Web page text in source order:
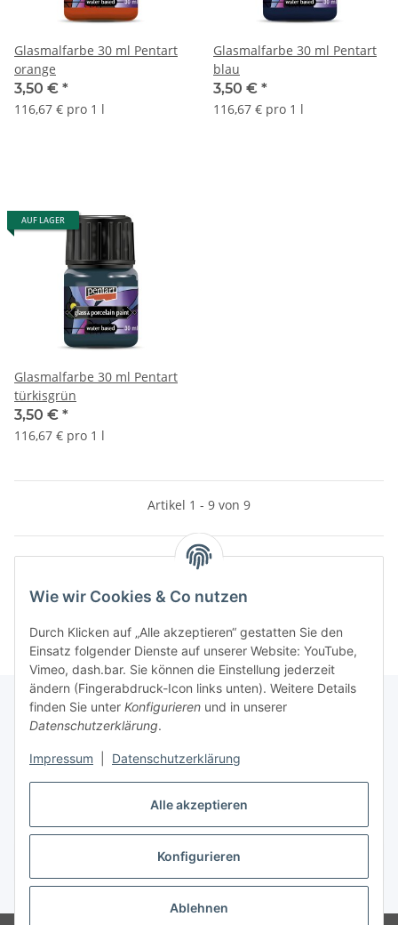
Alle akzeptieren
Konfigurieren
Ablehnen
Wie wir Cookies & Co nutzen
Durch Klicken auf „Alle akzeptieren“ gestatten Sie den
Einsatz folgender Dienste auf unserer Website: YouTube,
Vimeo, dash.bar. Sie können die Einstellung jederzeit
ändern (Fingerabdruck-Icon links unten). Weitere Details
finden Sie unter Konfigurieren und in unserer
Datenschutzerklärung.
Impressum Datenschutzerklärung
Glasmalfarbe 30 ml Pentart
orange
3,50 € *
116,67 € pro 1 l
Glasmalfarbe 30 ml Pentart
blau
3,50 € *
116,67 € pro 1 l
AUF LAGER
Glasmalfarbe 30 ml Pentart
türkisgrün
3,50 € *
116,67 € pro 1 l
Artikel 1 - 9 von 9
Kategorien
Gesetzliche Informationen
Vertrag widerrufen
* Alle Preise inkl. gesetzlicher USt., zzgl.Versand